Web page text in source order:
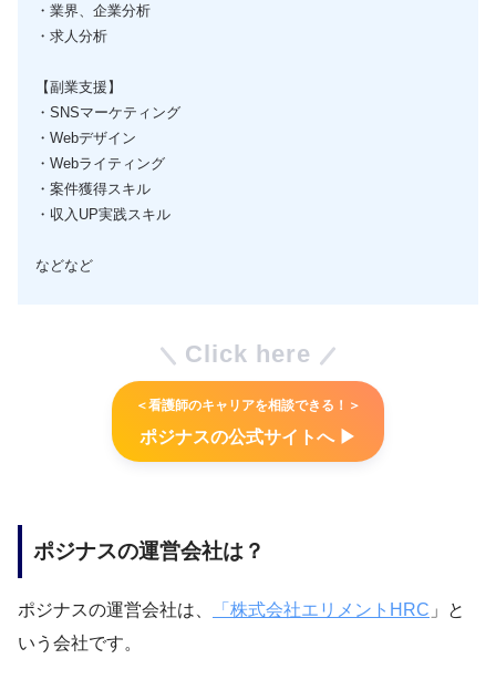
・業界、企業分析
・求人分析
【副業支援】
・SNSマーケティング
・Webデザイン
・Webライティング
・案件獲得スキル
・収入UP実践スキル
などなど
Click here
＜看護師のキャリアを相談できる！＞
ポジナスの公式サイトへ ▶︎
ポジナスの運営会社は？
ポジナスの運営会社は、 「株式会社エリメントHRC 」と
いう会社です。